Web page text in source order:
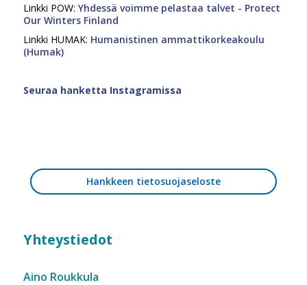
Linkki POW: Yhdessä voimme pelastaa talvet - Protect
Our Winters Finland
Linkki HUMAK: Humanistinen ammattikorkeakoulu
(Humak)
Seuraa hanketta Instagramissa
Hankkeen tietosuojaseloste
Yhteystiedot
Aino Roukkula